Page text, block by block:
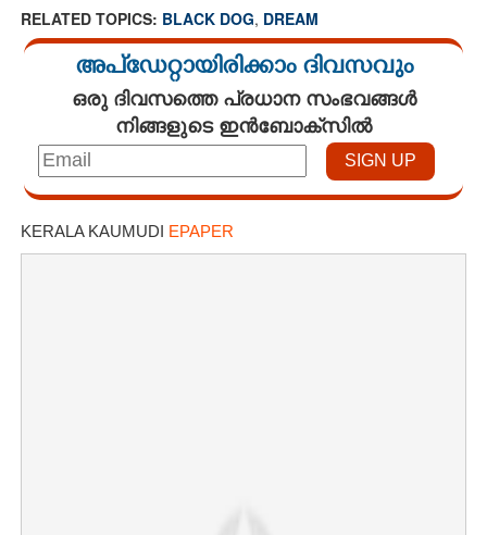
RELATED TOPICS: BLACK DOG, DREAM
അപ്ഡേറ്റായിരിക്കാം ദിവസവും
ഒരു ദിവസത്തെ പ്രധാന സംഭവങ്ങൾ
നിങ്ങളുടെ ഇൻബോക്സിൽ
KERALA KAUMUDI EPAPER